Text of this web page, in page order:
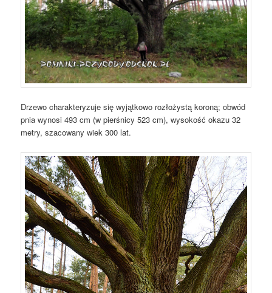
Drzewo charakteryzuje się wyjątkowo rozłożystą koroną; obwód
pnia wynosi 493 cm (w pierśnicy 523 cm), wysokość okazu 32
metry, szacowany wiek 300 lat.